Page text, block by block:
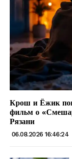
Крош и Ёжик
фильм о
Рязани
06.08.2026 16:46:24